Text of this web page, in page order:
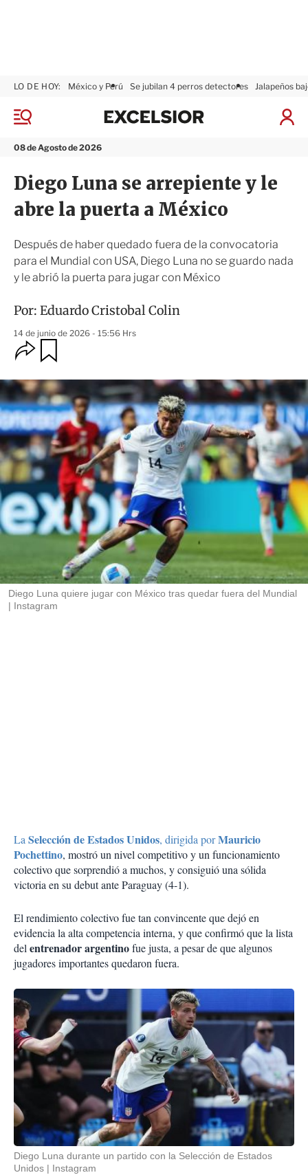
M
n
08 de Agosto de 2026
LO DE HOY: México y Perú Se jubilan 4 perros detectores Jalapeños
I
ó
x
i
o
r
Diego Luna se arrepiente y le
abre la puerta a México
Después de haber quedado fuera de la convocatoria
para el Mundial con USA, Diego Luna no se guardo nada
y le abrió la puerta para jugar con México
Por: Eduardo Cristobal Colin
14 de junio de 2026 - 15:56 Hrs
O
p
i
o
n
e
s
d
e
c
o
m
p
a
r
r
d
a
r
Diego Luna quiere jugar con México tras quedar fuera del Mundial
Instagram
LaSelección de Estados Unidos, dirigida porMauricio
Pochettino, mostró un nivel competitivo y un funcionamiento
colectivo que sorprendió a muchos, y consiguió una sólida
victoria en su debut ante Paraguay (4-1).
El rendimiento colectivo fue tan convincente que dejó en
evidencia la alta competencia interna, y que confirmó que la lista
delentrenador argentinofue justa, a pesar de que algunos
jugadores importantes quedaron fuera.
Diego Luna durante un partido con la Selección de Estados
Unidos
Instagram